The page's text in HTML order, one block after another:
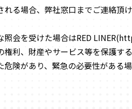
る場合、弊社窓口までご連絡頂
照会を受けた場合はRED
利、財産やサービス等を保護す
険があり、緊急の必要性がある